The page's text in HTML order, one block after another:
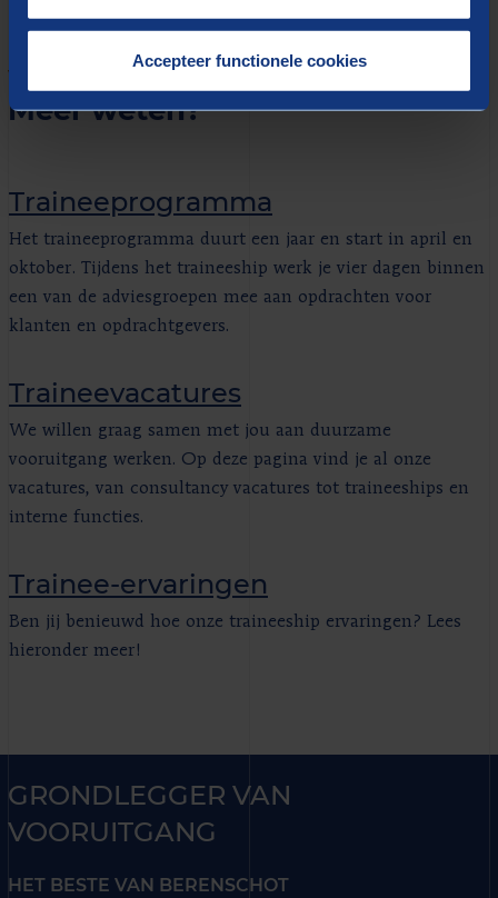
Accepteer functionele cookies
VERDER LEZEN
Meer weten?
Traineeprogramma
Het traineeprogramma duurt een jaar en start in april en
oktober. Tijdens het traineeship werk je vier dagen binnen
een van de adviesgroepen mee aan opdrachten voor
klanten en opdrachtgevers.
Traineevacatures
We willen graag samen met jou aan duurzame
vooruitgang werken. Op deze pagina vind je al onze
vacatures, van consultancy vacatures tot traineeships en
interne functies.
Trainee-ervaringen
Ben jij benieuwd hoe onze traineeship ervaringen? Lees
hieronder meer!
GRONDLEGGER VAN
VOORUITGANG
HET BESTE VAN BERENSCHOT